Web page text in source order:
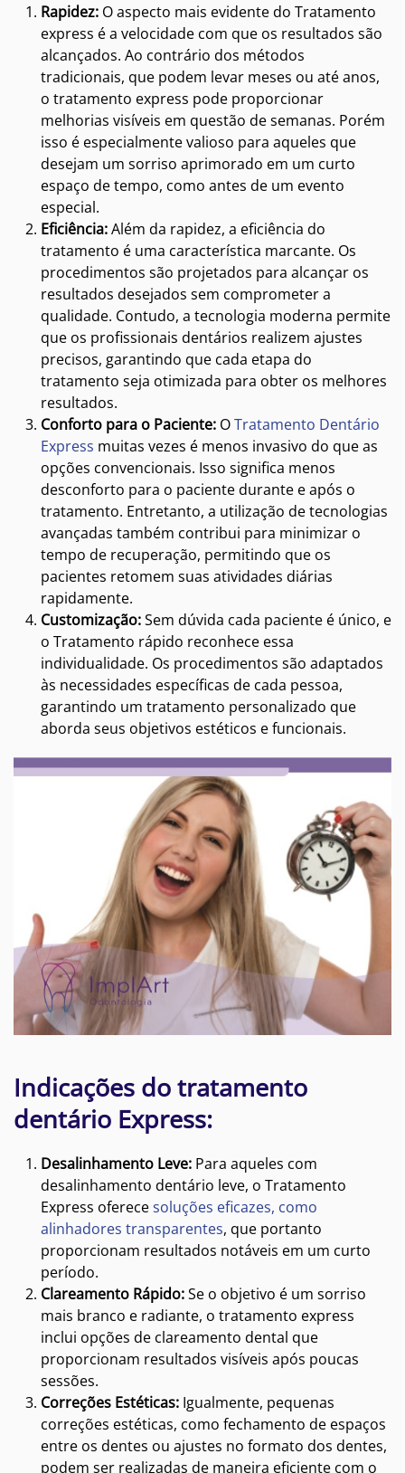
Rapidez: O aspecto mais evidente do Tratamento
express é a velocidade com que os resultados são
alcançados. Ao contrário dos métodos
tradicionais, que podem levar meses ou até anos,
o tratamento express pode proporcionar
melhorias visíveis em questão de semanas. Porém
isso é especialmente valioso para aqueles que
desejam um sorriso aprimorado em um curto
espaço de tempo, como antes de um evento
especial.
Eficiência:Além da rapidez, a eficiência do
tratamento é uma característica marcante. Os
procedimentos são projetados para alcançar os
resultados desejados sem comprometer a
qualidade. Contudo, a tecnologia moderna permite
que os profissionais dentários realizem ajustes
precisos, garantindo que cada etapa do
tratamento seja otimizada para obter os melhores
resultados.
Conforto para o Paciente: OTratamento Dentário
Express muitas vezes é menos invasivo do que as
opções convencionais. Isso significa menos
desconforto para o paciente durante e após o
tratamento. Entretanto, a utilização de tecnologias
avançadas também contribui para minimizar o
tempo de recuperação, permitindo que os
pacientes retomem suas atividades diárias
rapidamente.
Customização:Sem dúvida cada paciente é único, e
o Tratamento rápido reconhece essa
individualidade. Os procedimentos são adaptados
às necessidades específicas de cada pessoa,
garantindo um tratamento personalizado que
aborda seus objetivos estéticos e funcionais.
Indicações do tratamento
dentário Express:
Desalinhamento Leve: Para aqueles com
desalinhamento dentário leve, o Tratamento
Express oferecesoluções eficazes, como
alinhadores transparentes, que portanto
proporcionam resultados notáveis em um curto
período.
Clareamento Rápido:Se o objetivo é um sorriso
mais branco e radiante, o tratamento express
inclui opções de clareamento dental que
proporcionam resultados visíveis após poucas
sessões.
Correções Estéticas: Igualmente, pequenas
correções estéticas, como fechamento de espaços
entre os dentes ou ajustes no formato dos dentes,
podem ser realizadas de maneira eficiente com o